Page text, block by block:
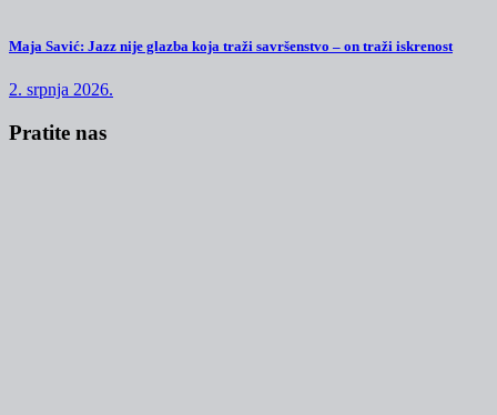
Maja Savić: Jazz nije glazba koja traži savršenstvo – on traži iskrenost
2. srpnja 2026.
Pratite nas